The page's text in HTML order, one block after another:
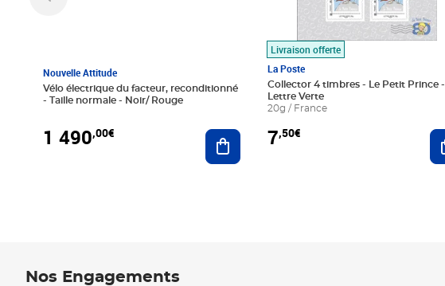
Nouvelle Attitude
Vélo électrique du facteur, reconditionné
- Taille normale - Noir/ Rouge
1 490,00€ Ajouter au panier
Livraison offerte
La Poste
Collector 4 timbres - Le Petit Prince -
Lettre Verte
20g / France
7,50€
Nos Engagements